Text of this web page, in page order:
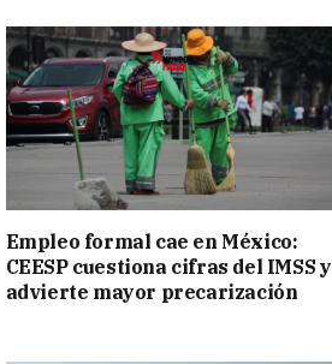
Empleo formal cae en México:
CEESP cuestiona cifras del IMSS y
advierte mayor precarización